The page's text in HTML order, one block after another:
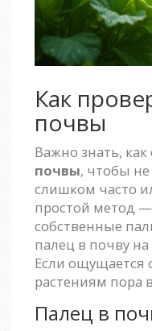
Как
почвы
Важно знать,
почвы, чтобы
слишком часто
простой метод
собственные
палец в почву
Если ощущается
растениям пора
Палец в